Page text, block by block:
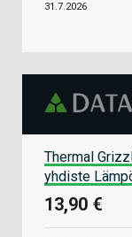
31.7.2026
Thermal
yhdiste
13,90 €